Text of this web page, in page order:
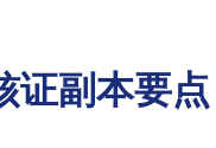
证副本要点